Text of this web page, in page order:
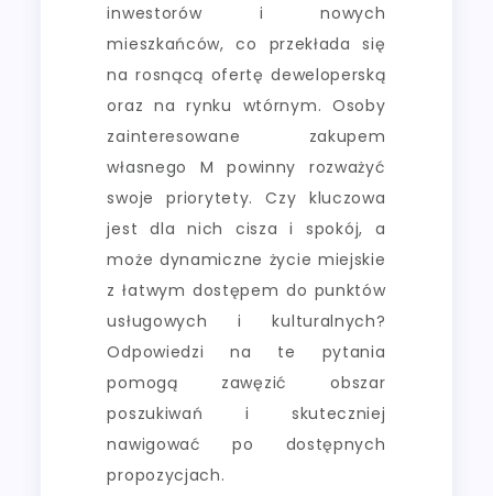
inwestorów i nowych
mieszkańców, co przekłada się
na rosnącą ofertę deweloperską
oraz na rynku wtórnym. Osoby
zainteresowane zakupem
własnego M powinny rozważyć
swoje priorytety. Czy kluczowa
jest dla nich cisza i spokój, a
może dynamiczne życie miejskie
z łatwym dostępem do punktów
usługowych i kulturalnych?
Odpowiedzi na te pytania
pomogą zawęzić obszar
poszukiwań i skuteczniej
nawigować po dostępnych
propozycjach.